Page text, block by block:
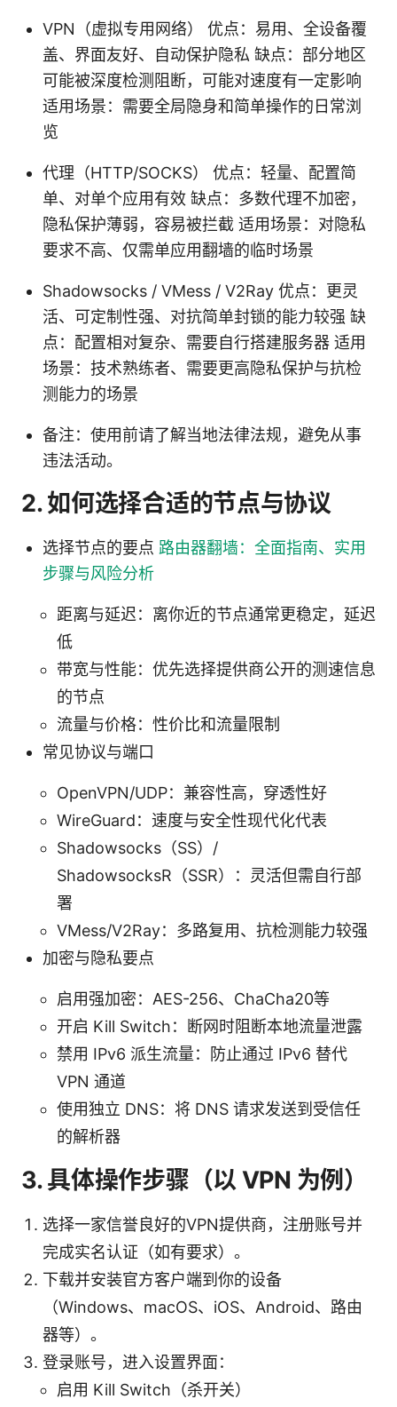
VPN（虚拟专用网络） 优点：易用、全设备覆
盖、界面友好、自动保护隐私 缺点：部分地区
可能被深度检测阻断，可能对速度有一定影响
适用场景：需要全局隐身和简单操作的日常浏
览
代理（HTTP/SOCKS） 优点：轻量、配置简
单、对单个应用有效 缺点：多数代理不加密，
隐私保护薄弱，容易被拦截 适用场景：对隐私
要求不高、仅需单应用翻墙的临时场景
Shadowsocks / VMess / V2Ray 优点：更灵
活、可定制性强、对抗简单封锁的能力较强 缺
点：配置相对复杂、需要自行搭建服务器 适用
场景：技术熟练者、需要更高隐私保护与抗检
测能力的场景
备注：使用前请了解当地法律法规，避免从事
违法活动。
2. 如何选择合适的节点与协议
选择节点的要点 路由器翻墙：全面指南、实用
步骤与风险分析
距离与延迟：离你近的节点通常更稳定，延迟
低
带宽与性能：优先选择提供商公开的测速信息
的节点
流量与价格：性价比和流量限制
常见协议与端口
OpenVPN/UDP：兼容性高，穿透性好
WireGuard：速度与安全性现代化代表
Shadowsocks（SS）/
ShadowsocksR（SSR）：灵活但需自行部
署
VMess/V2Ray：多路复用、抗检测能力较强
加密与隐私要点
启用强加密：AES-256、ChaCha20等
开启 Kill Switch：断网时阻断本地流量泄露
禁用 IPv6 派生流量：防止通过 IPv6 替代
VPN 通道
使用独立 DNS：将 DNS 请求发送到受信任
的解析器
3. 具体操作步骤（以 VPN 为例）
选择一家信誉良好的VPN提供商，注册账号并
完成实名认证（如有要求）。
下载并安装官方客户端到你的设备
（Windows、macOS、iOS、Android、路由
器等）。
登录账号，进入设置界面：
启用 Kill Switch（杀开关）